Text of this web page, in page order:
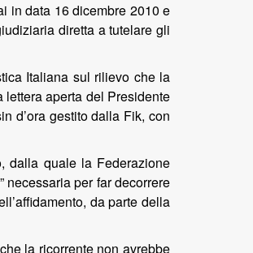
in data 16 dicembre 2010 e
diretta a tutelare gli
Italiana sul rilievo che la
aperta del Presidente
d’ora gestito dalla Fik, con
dalla quale la Federazione
necessaria per far decorrere
da parte della
la ricorrente non avrebbe